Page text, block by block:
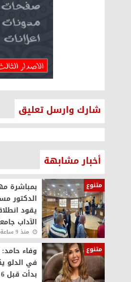
شارك وارسل تعليق
أخبار مشابهة
متنوع
بمباشرة
الدكتور
يقود
الآداب
منذ 9 ساعة و 2 دقيقة
19
متنوع
وفاء
في الدلو
بدأت قبل 6 أشهر